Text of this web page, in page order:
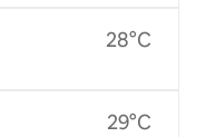
28°C
29°C